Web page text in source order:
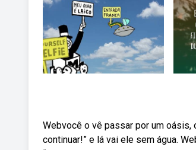
Webvocê o vê passar por um oásis,
continuar!” e lá vai ele sem água.